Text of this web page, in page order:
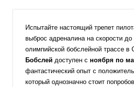
Испытайте настоящий трепет
выброс адреналина на скорости
олимпийской бобслейной трассе в
Бобслей доступен с ноября по
фантастический опыт с
который однозначно стоит